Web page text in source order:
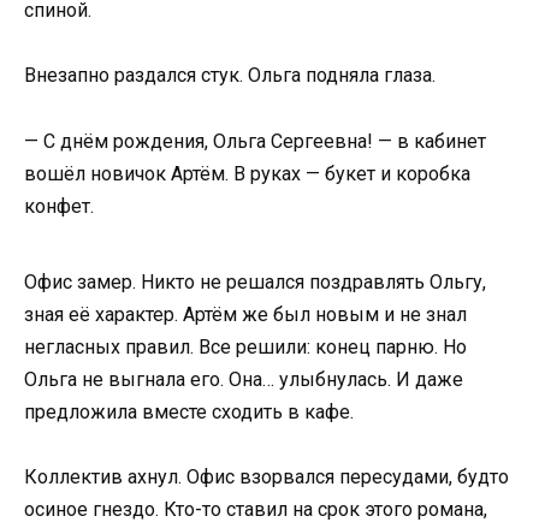
спиной.
Внезапно раздался стук. Ольга подняла глаза.
— С днём рождения, Ольга Сергеевна! — в кабинет
вошёл новичок Артём. В руках — букет и коробка
конфет.
Офис замер. Никто не решался поздравлять Ольгу,
зная её характер. Артём же был новым и не знал
негласных правил. Все решили: конец парню. Но
Ольга не выгнала его. Она… улыбнулась. И даже
предложила вместе сходить в кафе.
Коллектив ахнул. Офис взорвался пересудами, будто
осиное гнездо. Кто-то ставил на срок этого романа,